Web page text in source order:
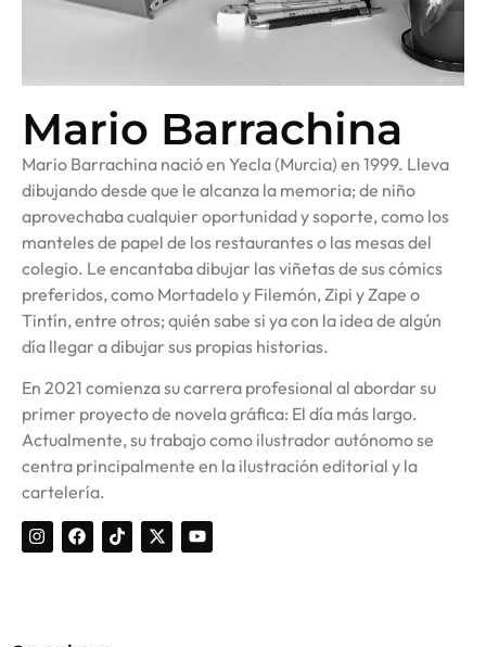
Mario Barrachina
Mario Barrachina nació en Yecla (Murcia) en 1999. Lleva
dibujando desde que le alcanza la memoria; de niño
aprovechaba cualquier oportunidad y soporte, como los
manteles de papel de los restaurantes o las mesas del
colegio. Le encantaba dibujar las viñetas de sus cómics
preferidos, como Mortadelo y Filemón, Zipi y Zape o
Tintín, entre otros; quién sabe si ya con la idea de algún
día llegar a dibujar sus propias historias.
En 2021 comienza su carrera profesional al abordar su
primer proyecto de novela gráfica: El día más largo.
Actualmente, su trabajo como ilustrador autónomo se
centra principalmente en la ilustración editorial y la
cartelería.